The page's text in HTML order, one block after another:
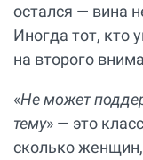
остался — вина
Иногда тот, кто
на второго
«Не может
тему» — это
сколько